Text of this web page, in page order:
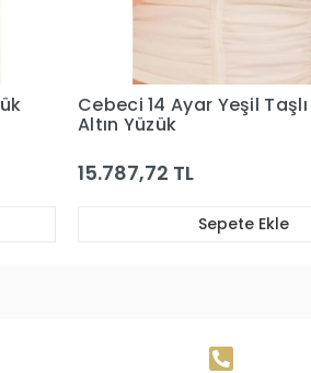
Cebeci 14 Ayar Pembe
Yüzük
57.271,77 TL
Sepete Ekle